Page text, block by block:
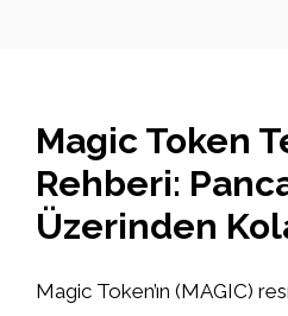
Magic Token
Rehberi:
Üzerinden
Magic Token’ın (MAGIC)